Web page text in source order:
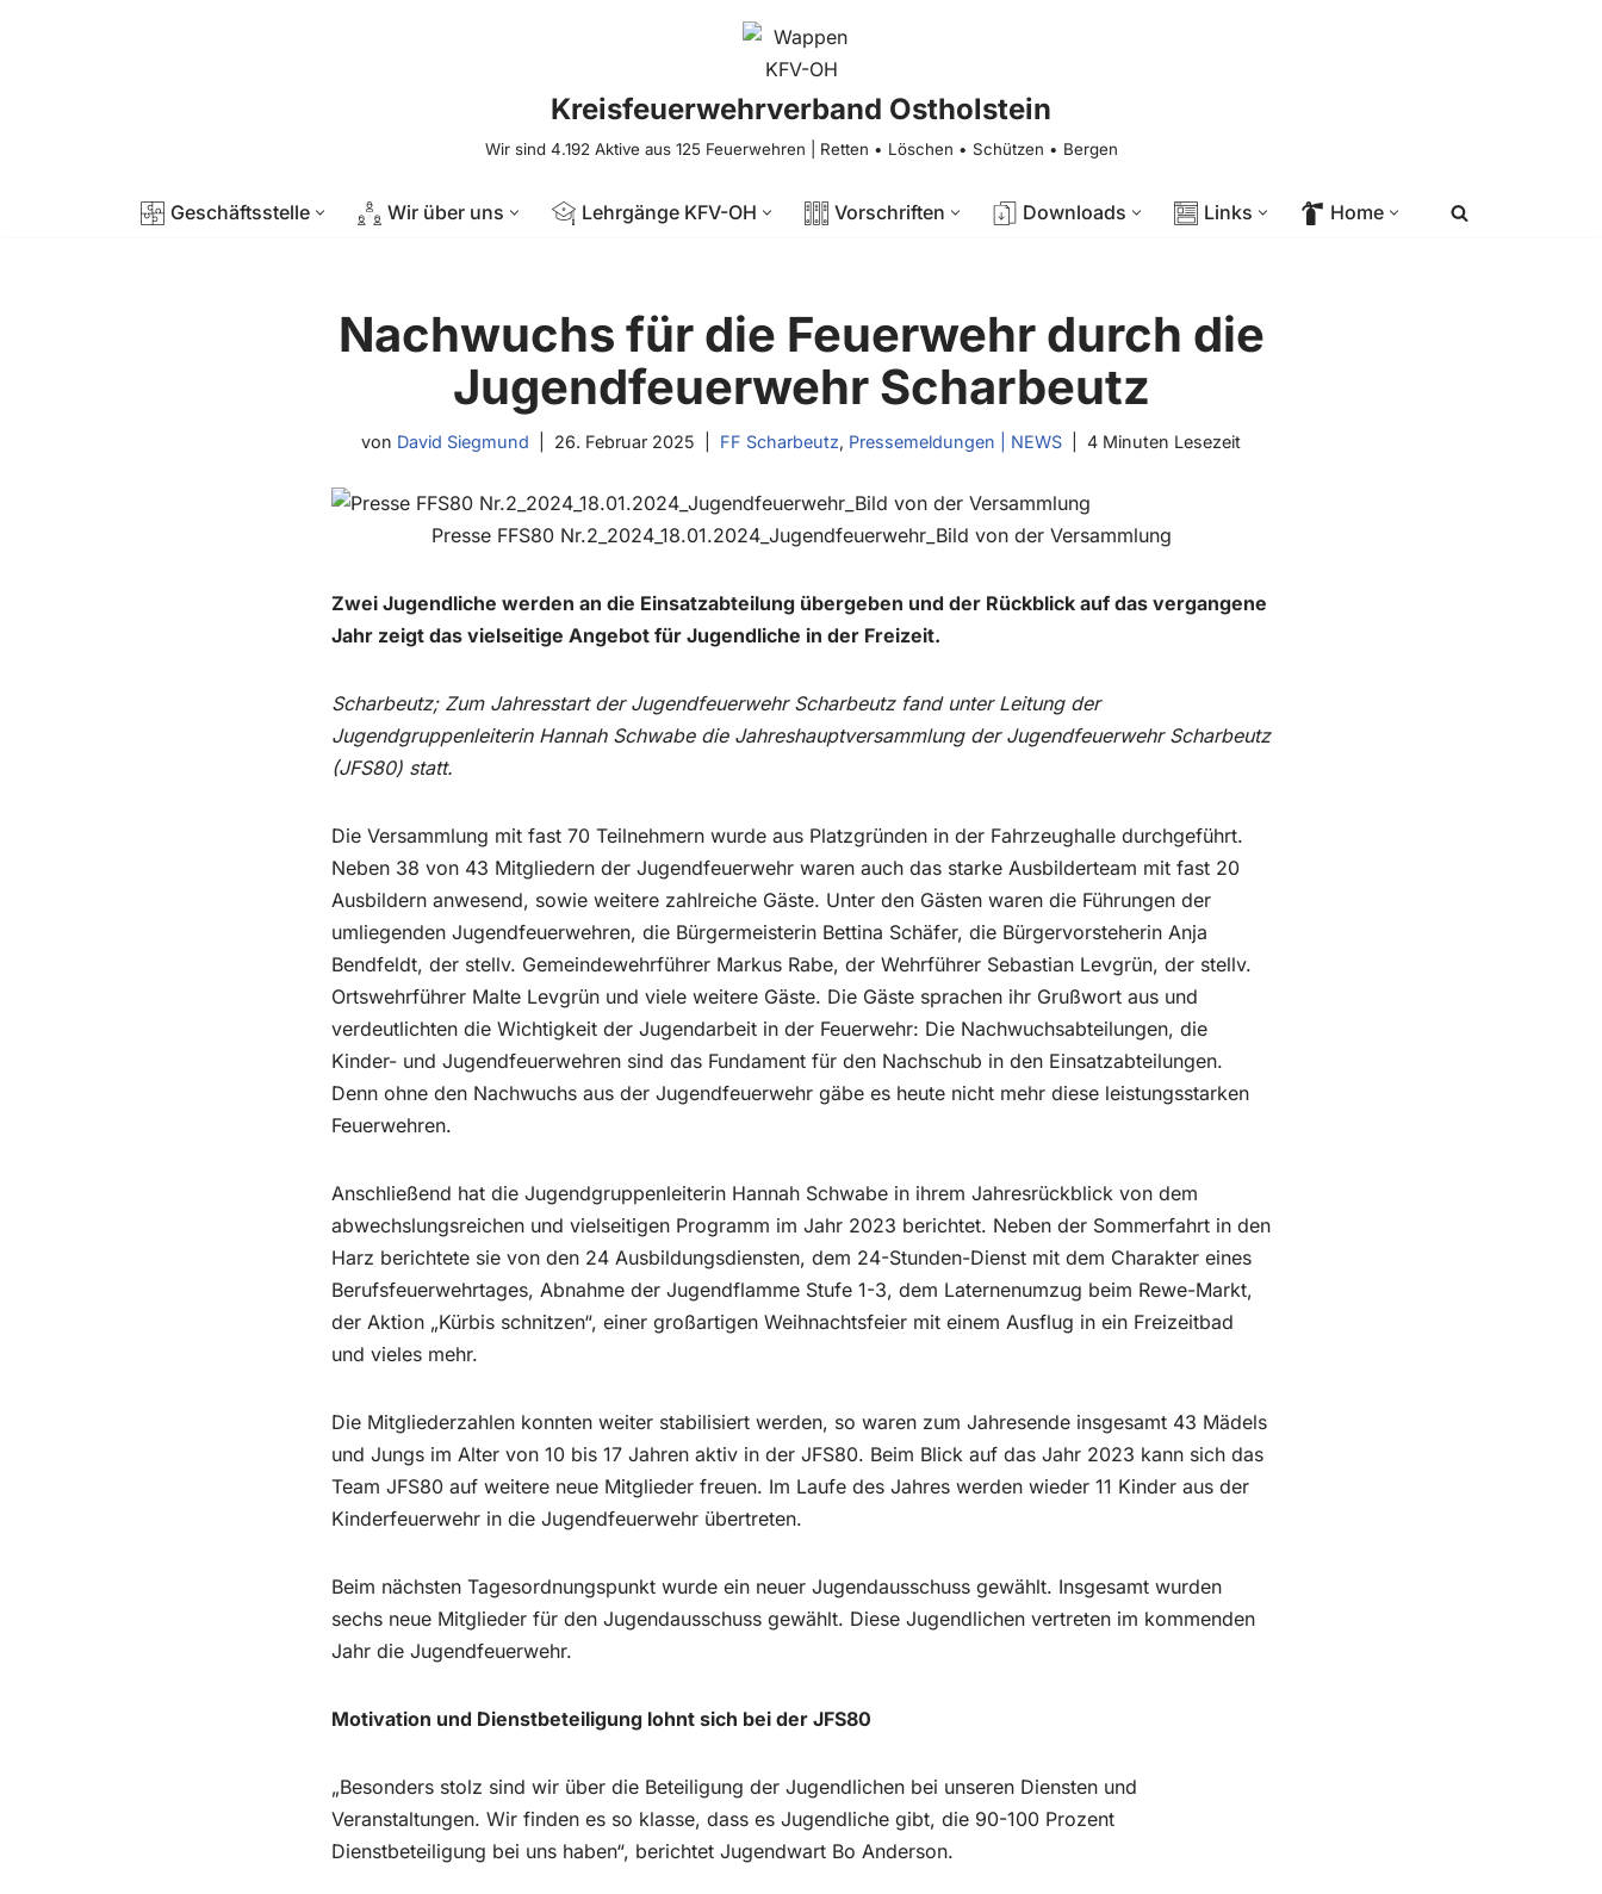
Kreisfeuerwehrverband Ostholstein
Wir sind 4.192 Aktive aus 125 Feuerwehren | Retten • Löschen • Schützen • Bergen
Geschäftsstelle Wir über uns Lehrgänge KFV-OH Vorschriften Downloads Links Home
Nachwuchs für die Feuerwehr durch die
Jugendfeuerwehr Scharbeutz
von David Siegmund 26. Februar 2025 FF Scharbeutz, Pressemeldungen | NEWS 4 Minuten Lesezeit
Presse FFS80 Nr.2_2024_18.01.2024_Jugendfeuerwehr_Bild von der Versammlung
Zwei Jugendliche werden an die Einsatzabteilung übergeben und der Rückblick auf das vergangene
Jahr zeigt das vielseitige Angebot für Jugendliche in der Freizeit.
Scharbeutz; Zum Jahresstart der Jugendfeuerwehr Scharbeutz fand unter Leitung der
Jugendgruppenleiterin Hannah Schwabe die Jahreshauptversammlung der Jugendfeuerwehr Scharbeutz
(JFS80) statt.
Die Versammlung mit fast 70 Teilnehmern wurde aus Platzgründen in der Fahrzeughalle durchgeführt.
Neben 38 von 43 Mitgliedern der Jugendfeuerwehr waren auch das starke Ausbilderteam mit fast 20
Ausbildern anwesend, sowie weitere zahlreiche Gäste. Unter den Gästen waren die Führungen der
umliegenden Jugendfeuerwehren, die Bürgermeisterin Bettina Schäfer, die Bürgervorsteherin Anja
Bendfeldt, der stellv. Gemeindewehrführer Markus Rabe, der Wehrführer Sebastian Levgrün, der stellv.
Ortswehrführer Malte Levgrün und viele weitere Gäste. Die Gäste sprachen ihr Grußwort aus und
verdeutlichten die Wichtigkeit der Jugendarbeit in der Feuerwehr: Die Nachwuchsabteilungen, die
Kinder- und Jugendfeuerwehren sind das Fundament für den Nachschub in den Einsatzabteilungen.
Denn ohne den Nachwuchs aus der Jugendfeuerwehr gäbe es heute nicht mehr diese leistungsstarken
Feuerwehren.
Anschließend hat die Jugendgruppenleiterin Hannah Schwabe in ihrem Jahresrückblick von dem
abwechslungsreichen und vielseitigen Programm im Jahr 2023 berichtet. Neben der Sommerfahrt in den
Harz berichtete sie von den 24 Ausbildungsdiensten, dem 24-Stunden-Dienst mit dem Charakter eines
Berufsfeuerwehrtages, Abnahme der Jugendflamme Stufe 1-3, dem Laternenumzug beim Rewe-Markt,
der Aktion „Kürbis schnitzen“, einer großartigen Weihnachtsfeier mit einem Ausflug in ein Freizeitbad
und vieles mehr.
Die Mitgliederzahlen konnten weiter stabilisiert werden, so waren zum Jahresende insgesamt 43 Mädels
und Jungs im Alter von 10 bis 17 Jahren aktiv in der JFS80. Beim Blick auf das Jahr 2023 kann sich das
Team JFS80 auf weitere neue Mitglieder freuen. Im Laufe des Jahres werden wieder 11 Kinder aus der
Kinderfeuerwehr in die Jugendfeuerwehr übertreten.
Beim nächsten Tagesordnungspunkt wurde ein neuer Jugendausschuss gewählt. Insgesamt wurden
sechs neue Mitglieder für den Jugendausschuss gewählt. Diese Jugendlichen vertreten im kommenden
Jahr die Jugendfeuerwehr.
Motivation und Dienstbeteiligung lohnt sich bei der JFS80
„Besonders stolz sind wir über die Beteiligung der Jugendlichen bei unseren Diensten und
Veranstaltungen. Wir finden es so klasse, dass es Jugendliche gibt, die 90-100 Prozent
Dienstbeteiligung bei uns haben“, berichtet Jugendwart Bo Anderson.